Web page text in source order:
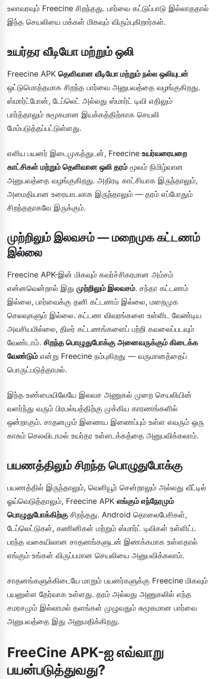
உலாவரவும் Freecine சிறந்தது. பார்வை கட்டுப்பாடு இல்லாததால்
இந்த செயலியை மக்கள் மிகவும் விரும்புகிறார்கள்.
உயர்தர வீடியோ மற்றும் ஒலி
Freecine APK தெளிவான வீடியோ மற்றும் நல்ல ஒலியுடன்
ஒட்டுமொத்தமாக சிறந்த பார்வை அனுபவத்தை வழங்குகிறது.
ஸ்மார்ட்போன், டேப்லெட் அல்லது ஸ்மார்ட் டிவி எதிலும்
பார்த்தாலும் சுமூகமான இயக்கத்திற்காக செயலி
மேம்படுத்தப்பட்டுள்ளது.
எளிய பயனர் இடைமுகத்துடன், Freecine உயர்வரையறை
காட்சிகள் மற்றும் தெளிவான ஒலி தரம் மூலம் நிமிழ்வான
அனுபவத்தை வழங்குகிறது. அதிரடி காட்சியாக இருந்தாலும்,
அமைதியான உரையாடலாக இருந்தாலும் — தரம் எப்போதும்
சிறந்ததாகவே இருக்கும்.
முற்றிலும் இலவசம் — மறைமுக கட்டணம்
இல்லை
Freecine APK-இன் மிகவும் கவர்ச்சிகரமான அம்சம்
என்னவென்றால் இது முற்றிலும் இலவசம். சந்தா கட்டணம்
இல்லை, பார்வைக்கு தனி கட்டணம் இல்லை, மறைமுக
செலவுகளும் இல்லை. கட்டண விவரங்களை உள்ளிட வேண்டிய
அவசியமில்லை, திடீர் கட்டணங்களைப் பற்றி கவலைப்படவும்
வேண்டாம். சிறந்த பொழுதுபோக்கு அனைவருக்கும் கிடைக்க
வேண்டும் என்று Freecine நம்புகிறது — வருமானத்தைப்
பொருட்படுத்தாமல்.
இந்த உண்மையிலேயே இலவச அணுகல் முறை செயலியின்
வளர்ந்து வரும் பிரபல்யத்திற்கு முக்கிய காரணங்களில்
ஒன்றாகும். சாதனமும் இணைய இணைப்பும் உள்ள எவரும் ஒரு
காசும் செலவிடாமல் உயர்தர உள்ளடக்கத்தை அனுபவிக்கலாம்.
பயணத்திலும் சிறந்த பொழுதுபோக்கு
பயணத்தில் இருந்தாலும், வெளியூர் சென்றாலும் அல்லது வீட்டில்
ஓய்வெடுத்தாலும், Freecine APK எங்கும் எந்நேரமும்
பொழுதுபோக்கிற்கு சிறந்தது. Android தொலைபேசிகள்,
டேப்லெட்டுகள், கணினிகள் மற்றும் ஸ்மார்ட் டிவிகள் உள்ளிட்ட
பரந்த வகையிலான சாதனங்களுடன் இணக்கமாக உள்ளதால்
எங்கும் உங்கள் விருப்பமான செயலியை அனுபவிக்கலாம்.
சாதனங்களுக்கிடையே மாறும் பயனர்களுக்கு Freecine மிகவும்
பயனுள்ள தேர்வாக உள்ளது. தரம் அல்லது அணுகலில் எந்த
சமரசமும் இல்லாமல் தளங்கள் முழுவதும் சுமூகமான பார்வை
அனுபவத்தை இது அனுமதிக்கிறது.
FreeCine APK-ஐ எவ்வாறு
பயன்படுத்துவது?